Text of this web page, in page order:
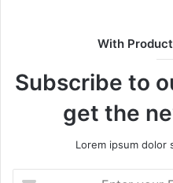
With
Subscribe to
get the
Lorem ipsum dolor